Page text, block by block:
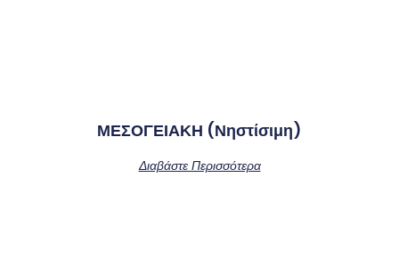
ΜΕΣΟΓΕΙΑΚΗ (νηστίσιμη)
Διαβάστε Περισσότερα